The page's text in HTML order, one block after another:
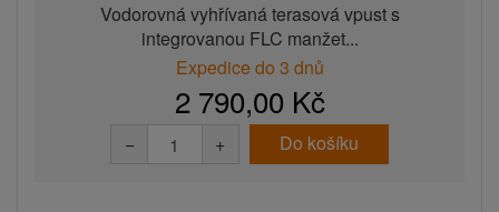
Vodorovná vyhřívaná terasová vpust s
integrovanou FLC manžet...
Expedice do 3 dnů
2 790,00 Kč
− + Do košíku